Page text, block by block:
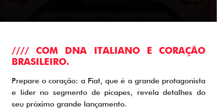
//// COM DNA ITALIANO E CORAÇÃO
BRASILEIRO.
Prepare o coração: a Fiat, que é a grande protagonista
e líder no segmento de picapes, revela detalhes do
seu próximo grande lançamento.